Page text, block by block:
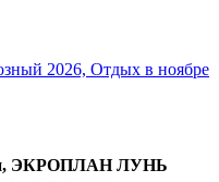
2026, Отдых в ноябре
ЭКРОПЛАН ЛУНЬ